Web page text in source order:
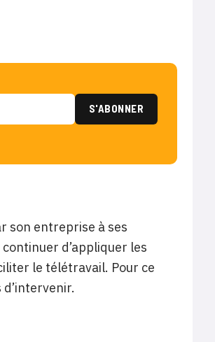
son entreprise à ses
d’appliquer les
le télétravail. Pour ce